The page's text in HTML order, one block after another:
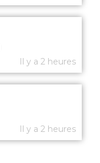
Il y a 2 heures
Il y a 2 heures